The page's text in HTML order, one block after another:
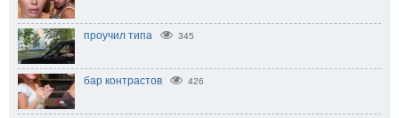
проучил типа 345
бар контрастов 426